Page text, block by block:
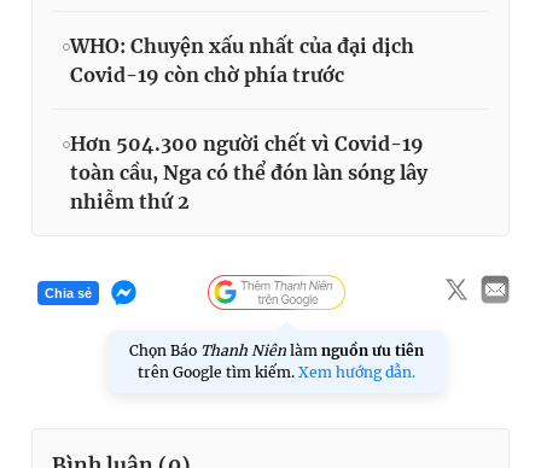
WHO: Chuyện xấu nhất của đại dịch
Covid-19 còn chờ phía trước
Hơn 504.300 người chết vì Covid-19
toàn cầu, Nga có thể đón làn sóng lây
nhiễm thứ 2
Chia sẻ
Chọn Báo Thanh Niên làm nguồn ưu tiên
trên Google tìm kiếm. Xem hướng dẫn.